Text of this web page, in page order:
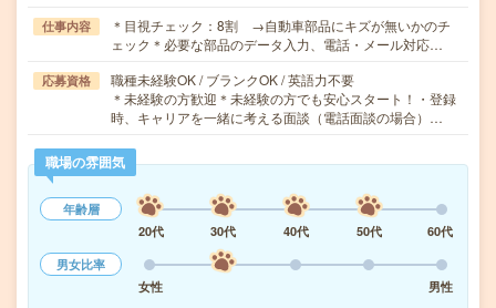
仕事内容
＊目視チェック：8割 →自動車部品にキズが無いかのチ
ェック＊必要な部品のデータ入力、電話・メール対応…
応募資格
職種未経験OK / ブランクOK / 英語力不要
＊未経験の方歓迎＊未経験の方でも安心スタート！・登録
時、キャリアを一緒に考える面談（電話面談の場合）…
職場の雰囲気
年齢層
20代
30代 40代 50代
60代
男女比率
女性
男性